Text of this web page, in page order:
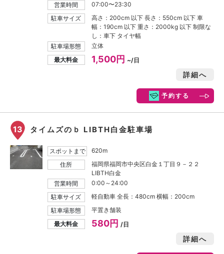
営業時間
07:00〜23:30
駐車サイズ
高さ：200cm 以下 長さ：550cm 以下 車
幅：190cm 以下 重さ：2000kg 以下 制限な
し：車下 タイヤ幅
駐車場形態
立体
最大料金
1,500円 ~/日
詳細へ
予約する
13 タイムズのｂ LIBTH白金駐車場
スポットまで
620m
住所
福岡県福岡市中央区白金１丁目９－２２
LIBTH白金
営業時間
0:00～24:00
駐車サイズ
軽自動車 全長：480cm 横幅：200cm
駐車場形態
平置き舗装
最大料金
580円 /日
詳細へ